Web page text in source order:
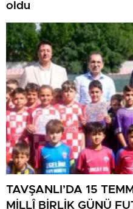
oldu
TAVŞANLI’DA 15
MİLLÎ BİRLİK GÜNÜ